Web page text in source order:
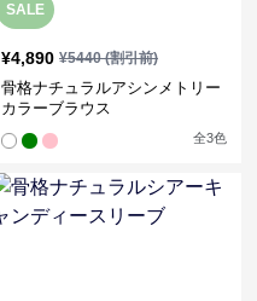
SALE
¥4,890 ¥5440(割引前)
骨格ナチュラルアシンメトリー
カラーブラウス
全3色